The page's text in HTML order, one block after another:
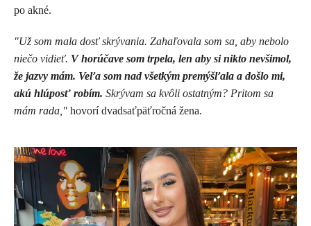
po akné.
"Už som mala dosť skrývania. Zahaľovala som sa, aby nebolo
niečo vidieť. V horúčave som trpela, len aby si nikto nevšimol,
že jazvy mám. Veľa som nad všetkým premýšľala a došlo mi,
akú hlúposť robím. Skrývam sa kvôli ostatným? Pritom sa
mám rada," hovorí dvadsaťpäťročná žena.